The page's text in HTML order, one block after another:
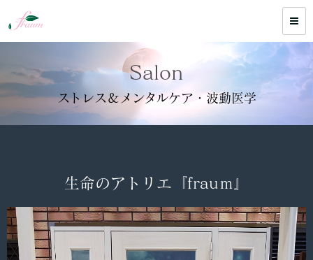
Salon
ストレス＆メンタルケア・波動医学
生命のアトリエ『frauｍ』